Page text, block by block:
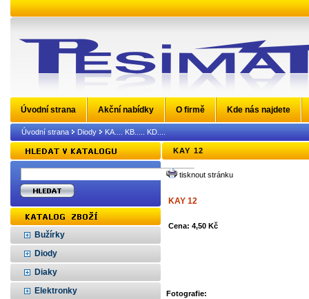
Úvodní strana Akční nabídky O firmě Kde nás najdete
Úvodní strana Diody KA.... KB..... KD....
Bužírky
Diody
Diaky
Elektronky
KAY 12
tisknout stránku
KAY 12
Cena: 4,50 Kč
Fotografie: